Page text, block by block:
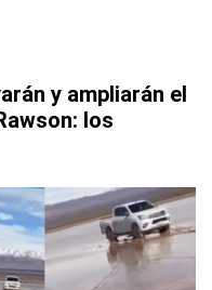
y ampliarán el
los